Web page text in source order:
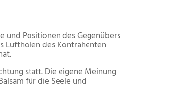
und Positionen des Gegenübers
Luftholen des Kontrahenten
statt. Die eigene Meinung
für die Seele und